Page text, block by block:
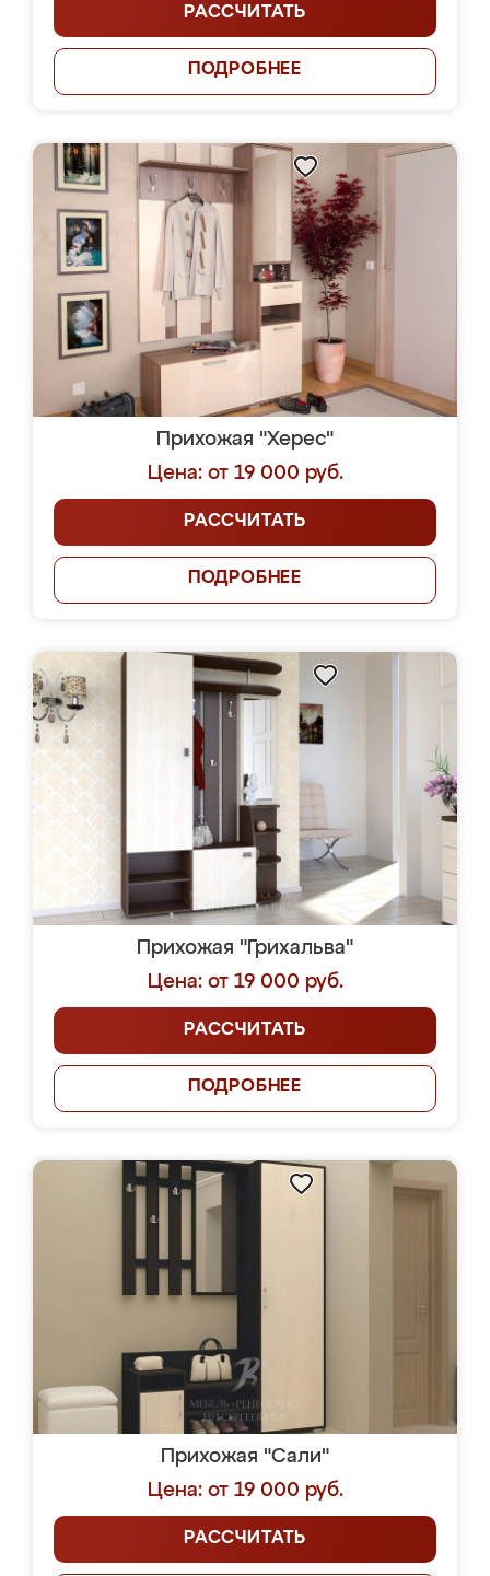
РАССЧИТАТЬ
ПОДРОБНЕЕ
Прихожая "Херес"
Цена: от 19 000 руб.
РАССЧИТАТЬ
ПОДРОБНЕЕ
Прихожая "Грихальва"
Цена: от 19 000 руб.
РАССЧИТАТЬ
ПОДРОБНЕЕ
Прихожая "Сали"
Цена: от 19 000 руб.
РАССЧИТАТЬ